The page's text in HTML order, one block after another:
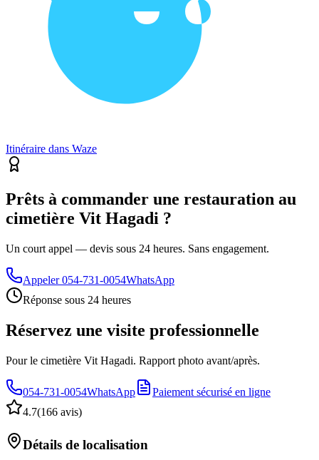
Itinéraire dans Waze
Prêts à commander une restauration au
cimetière Vit Hagadi ?
Un court appel — devis sous 24 heures. Sans engagement.
Appeler 054-731-0054WhatsApp
Réponse sous 24 heures
Réservez une visite professionnelle
Pour le cimetière Vit Hagadi. Rapport photo avant/après.
054-731-0054WhatsApp
Paiement sécurisé en ligne
4.7(166 avis)
Détails de localisation